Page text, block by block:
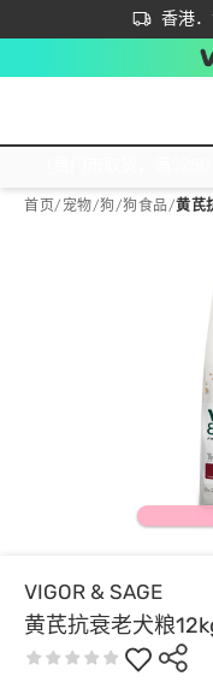
香港
立即
首次APP下
首页/ 宠物/狗/狗食品/黄芪
VIGOR & SAGE
黄芪抗衰老犬粮